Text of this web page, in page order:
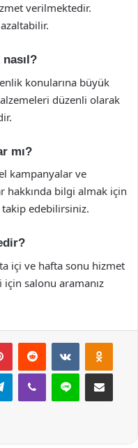
verilmektedir.
konularına büyük
düzenli olarak
mı?
kampanyalar ve
hakkında bilgi almak için
takip edebilirsiniz.
içi ve hafta sonu hizmet
için salonu aramanız
PinterestReddit VKontakte
TelegramViber Line E-Posta ile